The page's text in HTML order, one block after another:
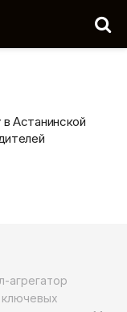
Астанинской
агрегатор
ключевых